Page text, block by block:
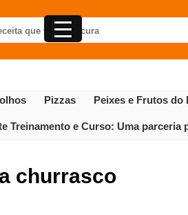
Pizzas Peixes e Frutos do
Treinamento e Curso: Uma
churrasco